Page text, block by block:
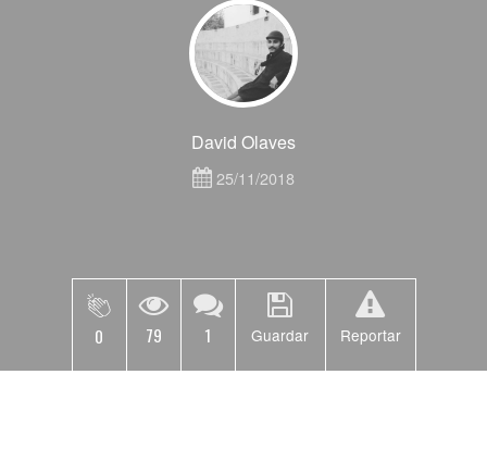
David Olaves
25/11/2018
0 79 1 Guardar Reportar